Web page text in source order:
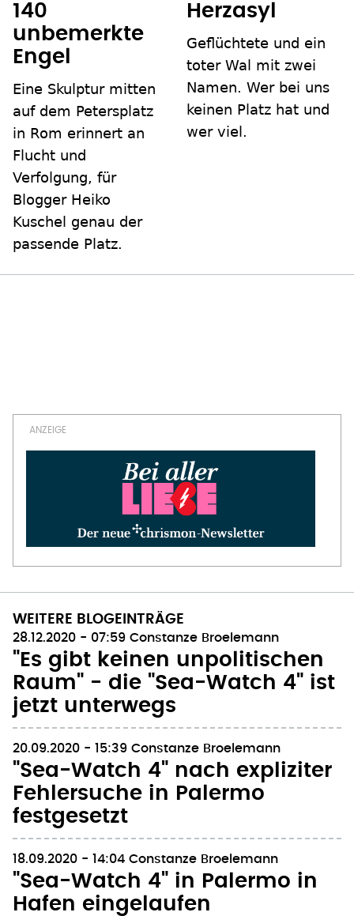
140
unbemerkte
Engel
Eine Skulptur mitten
auf dem Petersplatz
in Rom erinnert an
Flucht und
Verfolgung, für
Blogger Heiko
Kuschel genau der
passende Platz.
Herzasyl
Geflüchtete und ein
toter Wal mit zwei
Namen. Wer bei uns
keinen Platz hat und
wer viel.
WEITERE BLOGEINTRÄGE
28.12.2020 - 07:59 Constanze Broelemann
"Es gibt keinen unpolitischen
Raum" - die "Sea-Watch 4" ist
jetzt unterwegs
20.09.2020 - 15:39 Constanze Broelemann
"Sea-Watch 4" nach expliziter
Fehlersuche in Palermo
festgesetzt
18.09.2020 - 14:04 Constanze Broelemann
"Sea-Watch 4" in Palermo in
Hafen eingelaufen